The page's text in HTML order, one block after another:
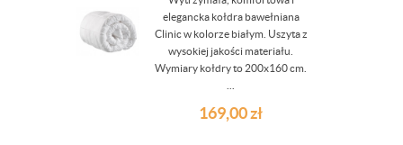
elegancka kołdra bawełniana
Clinic w kolorze białym. Uszyta z
wysokiej jakości materiału.
Wymiary kołdry to 200x160 cm.
169,00zł